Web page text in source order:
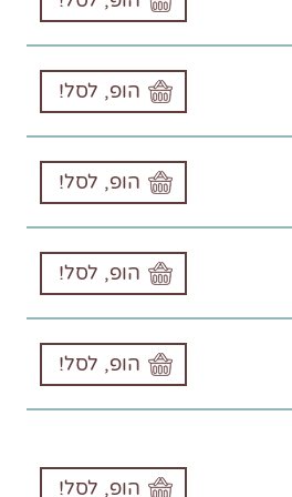
הופ, לסל!
הופ, לסל!
הופ, לסל!
הופ, לסל!
הופ, לסל!